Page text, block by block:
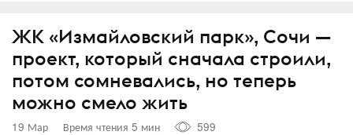
ЖК «Измайловский парк», Сочи —
проект, который сначала строили,
потом сомневались, но теперь
можно смело жить
19 Мар Время чтения 5 мин
599